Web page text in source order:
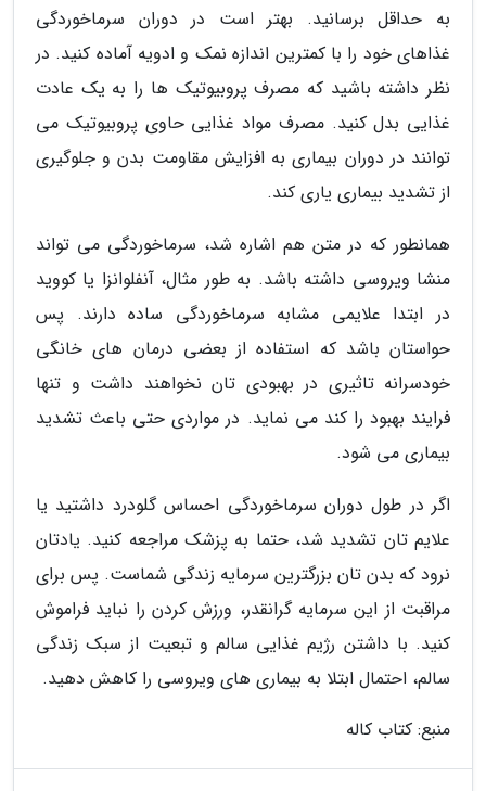
به حداقل برسانید. بهتر است در دوران سرماخوردگی
غذاهای خود را با کمترین اندازه نمک و ادویه آماده کنید. در
نظر داشته باشید که مصرف پروبیوتیک ها را به یک عادت
غذایی بدل کنید. مصرف مواد غذایی حاوی پروبیوتیک می
توانند در دوران بیماری به افزایش مقاومت بدن و جلوگیری
از تشدید بیماری یاری کند.
همانطور که در متن هم اشاره شد، سرماخوردگی می تواند
منشا ویروسی داشته باشد. به طور مثال، آنفلوانزا یا کووید
در ابتدا علایمی مشابه سرماخوردگی ساده دارند. پس
حواستان باشد که استفاده از بعضی درمان های خانگی
خودسرانه تاثیری در بهبودی تان نخواهند داشت و تنها
فرایند بهبود را کند می نماید. در مواردی حتی باعث تشدید
بیماری می شود.
اگر در طول دوران سرماخوردگی احساس گلودرد داشتید یا
علایم تان تشدید شد، حتما به پزشک مراجعه کنید. یادتان
نرود که بدن تان بزرگترین سرمایه زندگی شماست. پس برای
مراقبت از این سرمایه گرانقدر، ورزش کردن را نباید فراموش
کنید. با داشتن رژیم غذایی سالم و تبعیت از سبک زندگی
سالم، احتمال ابتلا به بیماری های ویروسی را کاهش دهید.
منبع: کتاب کاله